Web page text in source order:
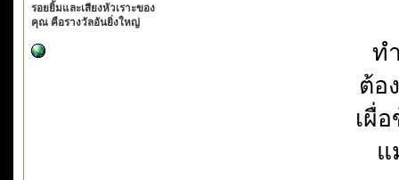
รอยยิ้มและเสียงหัวเราะของ
คุณ คือรางวัลอันยิ่งใหญ่
ท
ต้อ
เผื่
แ